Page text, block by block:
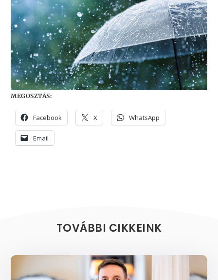
MEGOSZTÁS:
Facebook X WhatsApp
Email
TOVÁBBI CIKKEINK